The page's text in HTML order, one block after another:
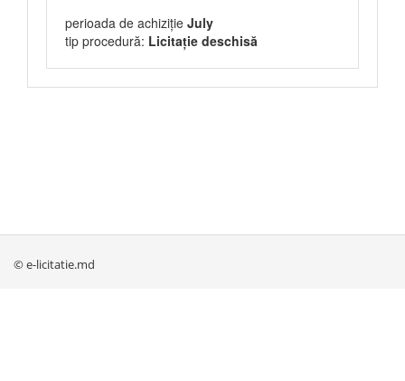
perioada de achiziție July
tip procedură: Licitație deschisă
© e-licitatie.md